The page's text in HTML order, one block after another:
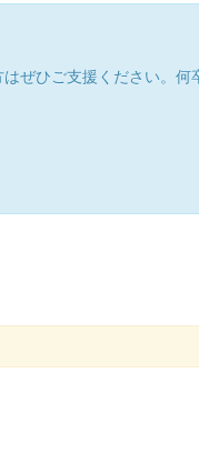
ぜひご支援ください。何